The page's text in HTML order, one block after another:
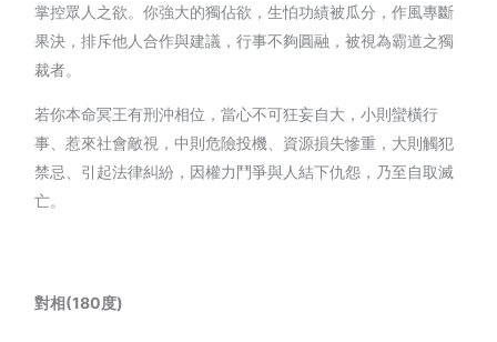
掌控眾人之欲。你強大的獨佔欲，生怕功績被瓜分，作風專斷
果決，排斥他人合作與建議，行事不夠圓融，被視為霸道之獨
裁者。
若你本命冥王有刑沖相位，當心不可狂妄自大，小則蠻橫行
事、惹來社會敵視，中則危險投機、資源損失慘重，大則觸犯
禁忌、引起法律糾紛，因權力鬥爭與人結下仇怨，乃至自取滅
亡。
對相(180度)